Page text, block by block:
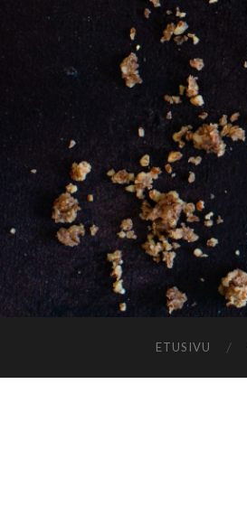
ETUSIVU